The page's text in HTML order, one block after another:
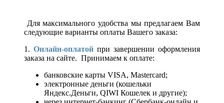
Для максимального удобства мы предлагаем Вам
следующие варианты оплаты Вашего заказа:
1. Онлайн-оплатой при завершении оформления
заказа на сайте. Принимаем к оплате:
банковские карты VISA, Mastercard;
электронные деньги (кошельки
Яндекс.Деньги, QIWI Кошелек и другие);